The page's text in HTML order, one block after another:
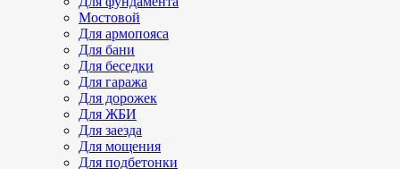
Мостовой
Для армопояса
Для бани
Для беседки
Для гаража
Для дорожек
Для ЖБИ
Для заезда
Для мощения
Для подбетонки